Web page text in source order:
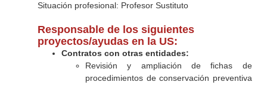
Situación profesional: Profesor Sustituto
Responsable de los siguientes
proyectos/ayudas en la US:
Contratos con otras entidades:
Revisión y ampliación de fichas de
procedimientos de conservación preventiva